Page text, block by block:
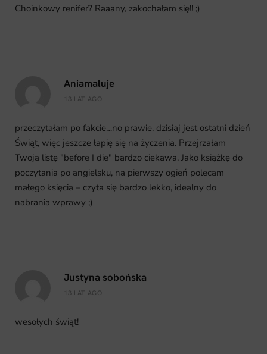
Choinkowy renifer? Raaany, zakochałam się!! ;)
Aniamaluje
13 LAT AGO
przeczytałam po fakcie…no prawie, dzisiaj jest ostatni dzień
Świąt, więc jeszcze łapię się na życzenia. Przejrzałam
Twoja listę "before I die" bardzo ciekawa. Jako książkę do
poczytania po angielsku, na pierwszy ogień polecam
małego księcia – czyta się bardzo lekko, idealny do
nabrania wprawy ;)
Justyna sobońska
13 LAT AGO
wesołych świąt!